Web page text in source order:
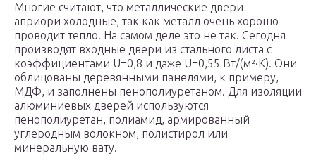
Многие считают, что металлические двери —
априори холодные, так как металл очень хорошо
проводит тепло. На самом деле это не так. Сегодня
производят входные двери из стального листа с
коэффициентами U=0,8 и даже U=0,55 Вт/(м²·К). Они
облицованы деревянными панелями, к примеру,
МДФ, и заполнены пенополиуретаном. Для изоляции
алюминиевых дверей используются
пенополиуретан, полиамид, армированный
углеродным волокном, полистирол или
минеральную вату.